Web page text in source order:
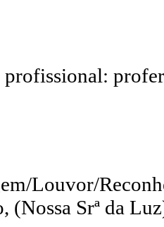
profissional:
Louvor/
(Nossa Srª da